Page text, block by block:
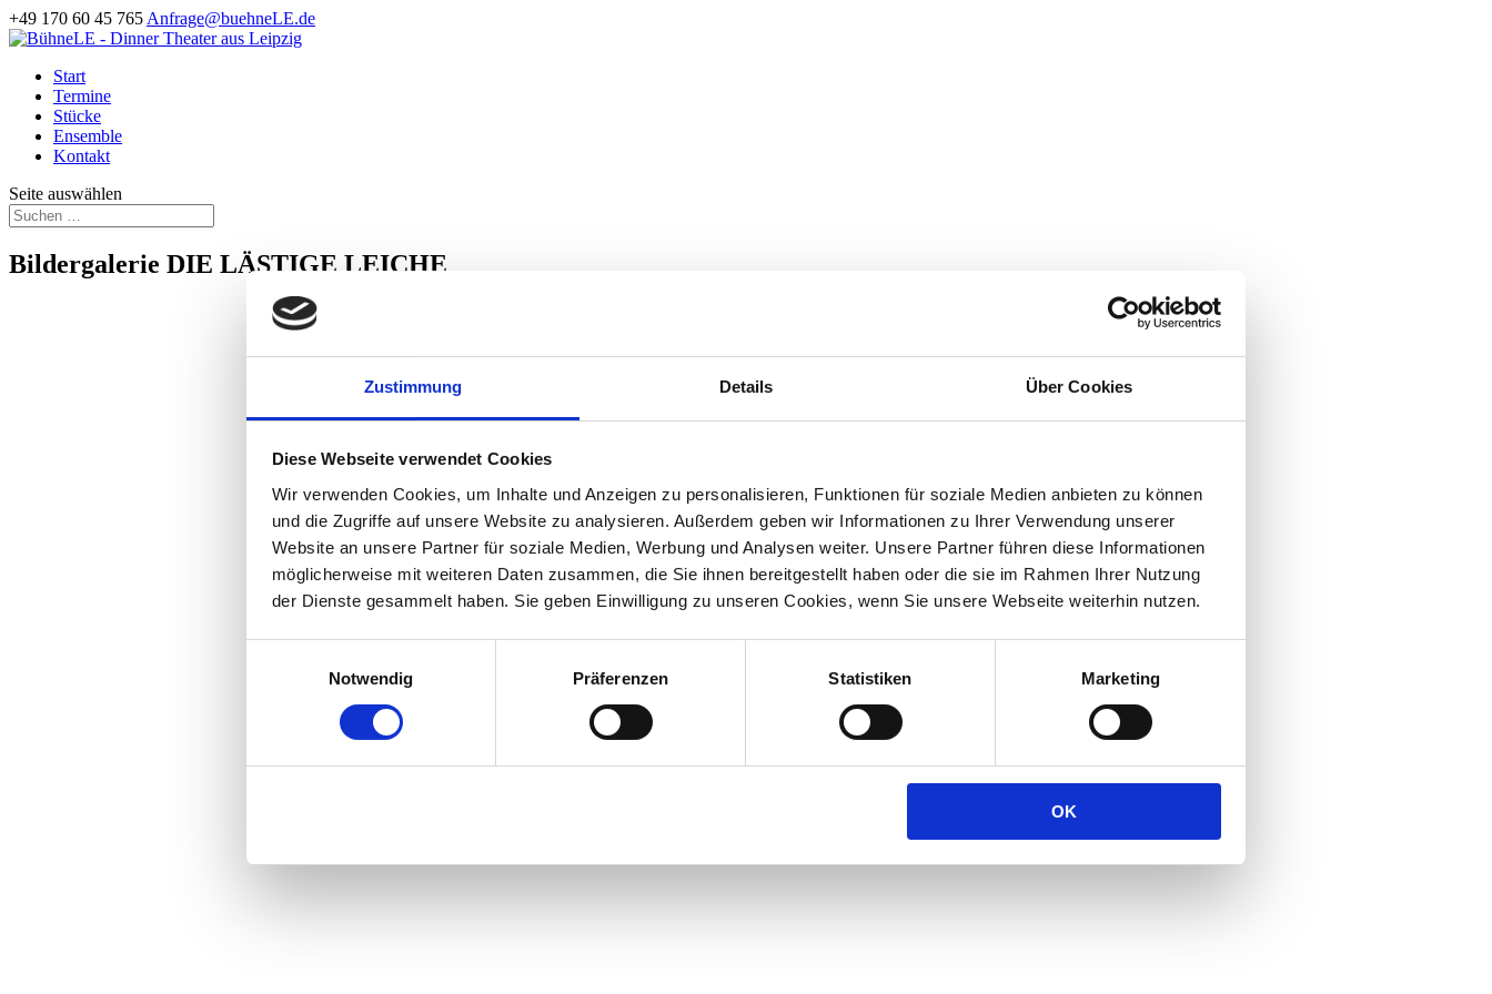
Zustimmung Details Über Cookies
Diese Webseite verwendet Cookies
Wir verwenden Cookies, um Inhalte und Anzeigen zu personalisieren, Funktionen für soziale Medien anbieten zu können
und die Zugriffe auf unsere Website zu analysieren. Außerdem geben wir Informationen zu Ihrer Verwendung unserer
Website an unsere Partner für soziale Medien, Werbung und Analysen weiter. Unsere Partner führen diese Informationen
möglicherweise mit weiteren Daten zusammen, die Sie ihnen bereitgestellt haben oder die sie im Rahmen Ihrer Nutzung
der Dienste gesammelt haben. Sie geben Einwilligung zu unseren Cookies, wenn Sie unsere Webseite weiterhin nutzen.
Notwendig
Präferenzen Statistiken Marketing
OK
+49 170 60 45 765 Anfrage@buehneLE.de
Start
Termine
Stücke
Ensemble
Kontakt
Seite auswählen
Bildergalerie DIE LÄSTIGE LEICHE